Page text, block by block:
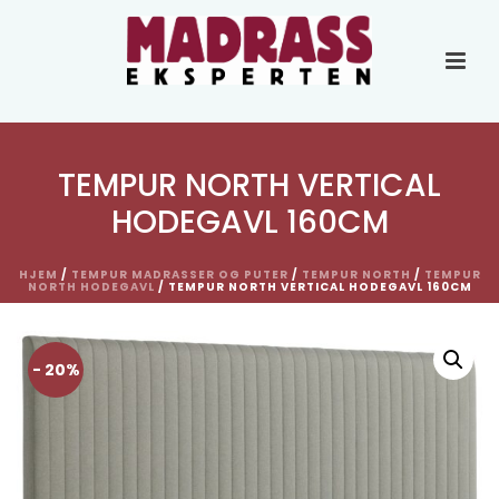
TEMPUR NORTH VERTICAL
HODEGAVL 160CM
HJEM / TEMPUR MADRASSER OG PUTER / TEMPUR NORTH / TEMPUR
NORTH HODEGAVL / TEMPUR NORTH VERTICAL HODEGAVL 160CM
- 20%